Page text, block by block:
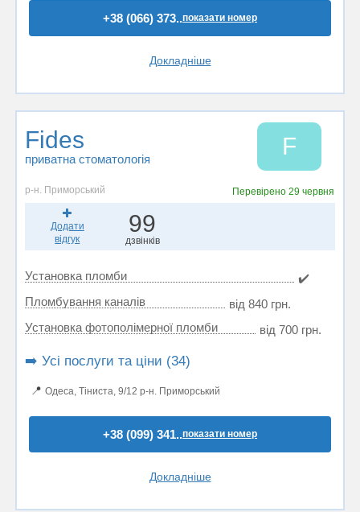
+38 (066) 373..показати номер
Докладніше
Fides
приватна стоматологія F
р-н. Приморський Перевірено29 червня
Додати
відгук
99
дзвінків
Установка пломби
✔️
Пломбування каналів
від 840 грн.
Установка фотополімерної пломби
від 700 грн.
➡️ Усі послуги та ціни (34)
📍 Одеса, Тіниста, 9/12 р-н. Приморський
+38 (099) 341..показати номер
Докладніше